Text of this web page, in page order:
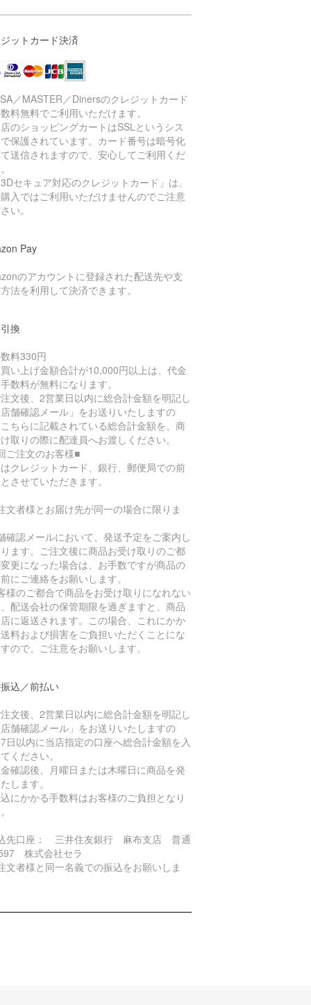
ットカード決済
／MASTER／Dinersのクレジットカード
料無料でご利用いただけます。
店のショッピングカートはSSLというシス
保護されています。カード番号は暗号化
送信されますので、安心してご利用くだ
3Dセキュア対応のクレジットカード」は、
入ではご利用いただけませんのでご注意
い。
Pay
のアカウントに登録された配送先や支
法を利用して決済できます。
換
数料330円
買い上げ金額合計が10,000円以上は、代金
数料が無料になります。
注文後、2営業日以内に総合計金額を明記し
舗確認メール」をお送りいたしますの
ちらに記載されている総合計金額を、商
取りの際に配達員へお渡しください。
ご注文のお客様■
クレジットカード、銀行、郵便局での前
させていただきます。
文者様とお届け先が同一の場合に限りま
確認メールにおいて、発送予定をご案内し
ます。ご注文後に商品お受け取りのご都
更になった場合は、お手数ですが商品の
にご連絡をお願いします。
様のご都合で商品をお受け取りになれない
配送会社の保管期限を過ぎますと、商品
に返送されます。この場合、これにかか
料および損害をご負担いただくことにな
ので、ご注意をお願いします。
込／前払い
注文後、2営業日以内に総合計金額を明記し
舗確認メール」をお送りいたしますの
日以内に当店指定の口座へ総合計金額を入
ください。
金確認後、月曜日または木曜日に商品を発
します。
込にかかる手数料はお客様のご負担となり
先口座： 三井住友銀行 麻布支店 普通
株式会社セラ
文者様と同一名義での振込をお願いしま